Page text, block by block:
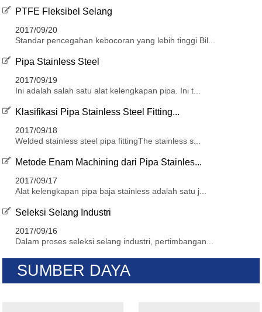
PTFE Fleksibel Selang
2017/09/20
Standar pencegahan kebocoran yang lebih tinggi Bil...
Pipa Stainless Steel
2017/09/19
Ini adalah salah satu alat kelengkapan pipa. Ini t...
Klasifikasi Pipa Stainless Steel Fitting...
2017/09/18
Welded stainless steel pipa fittingThe stainless s...
Metode Enam Machining dari Pipa Stainles...
2017/09/17
Alat kelengkapan pipa baja stainless adalah satu j...
Seleksi Selang Industri
2017/09/16
Dalam proses seleksi selang industri, pertimbangan...
SUMBER DAYA